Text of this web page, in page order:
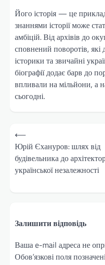
Його історія — це
знаннями історії може
амбіцій. Від архівів до
сповнений поворотів, які
історики та звичайні
біографії додає барв до
впливали на мільйони, а
сьогодні.
Навігація
записів
⟵
Юрій Єхануров: шлях від
будівельника до
української незалежності
Залишити відповідь
Ваша e-mail адреса не
Обов’язкові поля